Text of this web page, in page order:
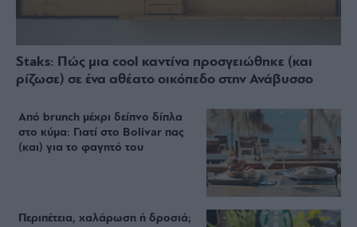
Staks: Πώς μια cool καντίνα προσγειώθηκε (και
ρίζωσε) σε ένα αθέατο οικόπεδο στην Ανάβυσσο
Από brunch μέχρι δείπνο δίπλα
στο κύμα: Γιατί στο Bolivar πας
(και) για το φαγητό του
Περιπέτεια, χαλάρωση ή δροσιά;